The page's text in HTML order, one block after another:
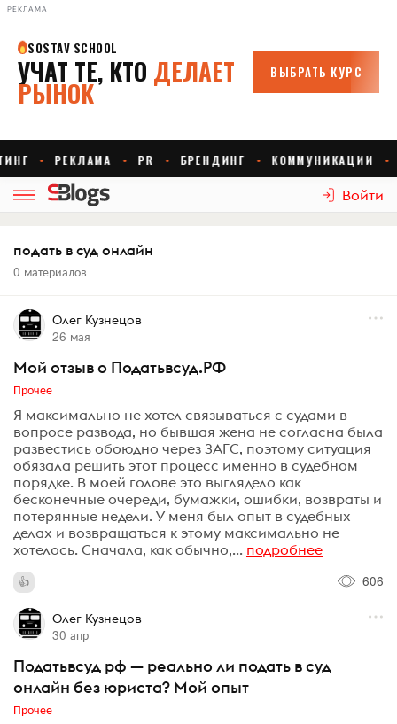
РЕКЛАМА
Войти
подать в суд онлайн
0 материалов
Олег Кузнецов
26 мая
Мой отзыв о Податьвсуд.РФ
Прочее
Я максимально не хотел связываться с судами в
вопросе развода, но бывшая жена не согласна была
развестись обоюдно через ЗАГС, поэтому ситуация
обязала решить этот процесс именно в судебном
порядке. В моей голове это выглядело как
бесконечные очереди, бумажки, ошибки, возвраты и
потерянные недели. У меня был опыт в судебных
делах и возвращаться к этому максимально не
хотелось. Сначала, как обычно,... подробнее
606
Олег Кузнецов
30 апр
Податьвсуд рф — реально ли подать в суд
онлайн без юриста? Мой опыт
Прочее